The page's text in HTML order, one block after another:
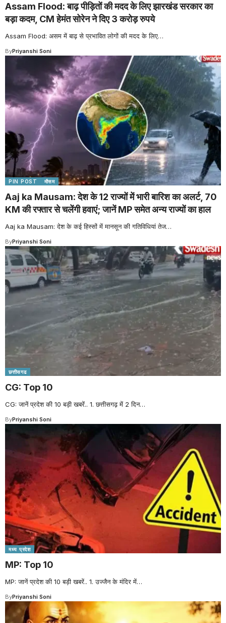
Assam Flood: बाढ़ पीड़ितों की मदद के लिए झारखंड सरकार का
बड़ा कदम, CM हेमंत सोरेन ने दिए 3 करोड़ रुपये
Assam Flood: असम में बाढ़ से प्रभावित लोगों की मदद के लिए…
ByPriyanshi Soni
PIN POST मौसम
Aaj ka Mausam: देश के 12 राज्यों में भारी बारिश का अलर्ट, 70
KM की रफ्तार से चलेंगी हवाएं; जानें MP समेत अन्य राज्यों का हाल
Aaj ka Mausam: देश के कई हिस्सों में मानसून की गतिविधियां तेज…
ByPriyanshi Soni
छत्तीसगढ
CG: Top 10
CG: जानें प्रदेश की 10 बड़ी खबरें.. 1. छत्तीसगढ़ में 2 दिन…
ByPriyanshi Soni
मध्य प्रदेश
MP: Top 10
MP: जानें प्रदेश की 10 बड़ी खबरें.. 1. उज्जैन के मंदिर में…
ByPriyanshi Soni